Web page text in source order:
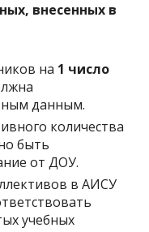
внесенных в
на 1 число
данным.
количества
быть
от ДОУ.
в АИСУ
учебных